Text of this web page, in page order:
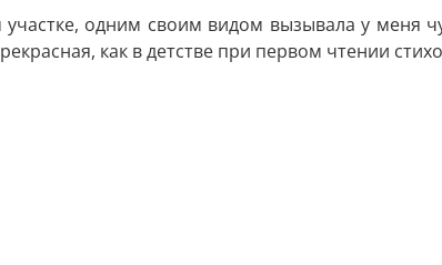
одним своим видом вызывала у меня
как в детстве при первом чтении